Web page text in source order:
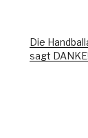
Die
sagt DANKE!